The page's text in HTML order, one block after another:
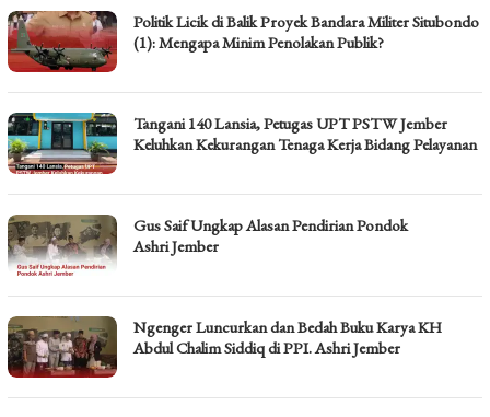
Politik Licik di Balik Proyek Bandara Militer Situbondo
(1): Mengapa Minim Penolakan Publik?
Tangani 140 Lansia, Petugas UPT PSTW Jember
Keluhkan Kekurangan Tenaga Kerja Bidang Pelayanan
Gus Saif Ungkap Alasan Pendirian Pondok
Ashri Jember
Ngenger Luncurkan dan Bedah Buku Karya KH
Abdul Chalim Siddiq di PPI. Ashri Jember